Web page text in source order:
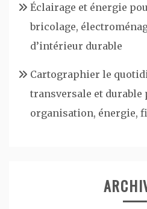
Éclairage et énergie
bricolage,
d’intérieur durable
Cartographier le
transversale et
organisation, énergie,